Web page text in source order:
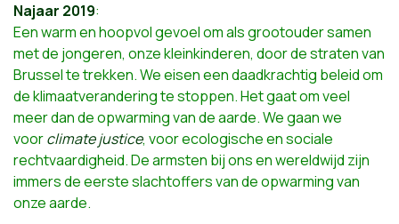
Najaar 2019:
Een warm en hoopvol gevoel om als grootouder samen
met de jongeren, onze kleinkinderen, door de straten van
Brussel te trekken. We eisen een daadkrachtig beleid om
de klimaatverandering te stoppen. Het gaat om veel
meer dan de opwarming van de aarde. We gaan we
voorclimate justice, voor ecologische en sociale
rechtvaardigheid. De armsten bij ons en wereldwijd zijn
immers de eerste slachtoffers van de opwarming van
onze aarde.